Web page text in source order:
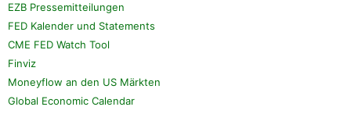
EZB Pressemitteilungen
FED Kalender und Statements
CME FED Watch Tool
Finviz
Moneyflow an den US Märkten
Global Economic Calendar